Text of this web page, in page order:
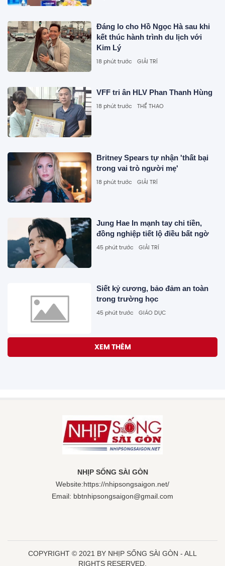
Đáng lo cho Hồ Ngọc Hà sau khi
kết thúc hành trình du lịch với
Kim Lý
18 phút trước GIẢI TRÍ
VFF tri ân HLV Phan Thanh Hùng
18 phút trước THỂ THAO
Britney Spears tự nhận 'thất bại
trong vai trò người mẹ'
18 phút trước GIẢI TRÍ
Jung Hae In mạnh tay chi tiền,
đồng nghiệp tiết lộ điều bất ngờ
45 phút trước GIẢI TRÍ
Siết kỷ cương, bảo đảm an toàn
trong trường học
45 phút trước GIÁO DỤC
Một cổ đông lớn muốn tăng sở
hữu tại Digiworld
45 phút trước KINH TẾ
2 'nữ quái' dùng hồ sơ vay đáo
hạn ngân hàng giả, chiếm đoạt
Điểm chuẩn vào Học viện Quản lý
giáo dục cao nhất là 24,5 điểm